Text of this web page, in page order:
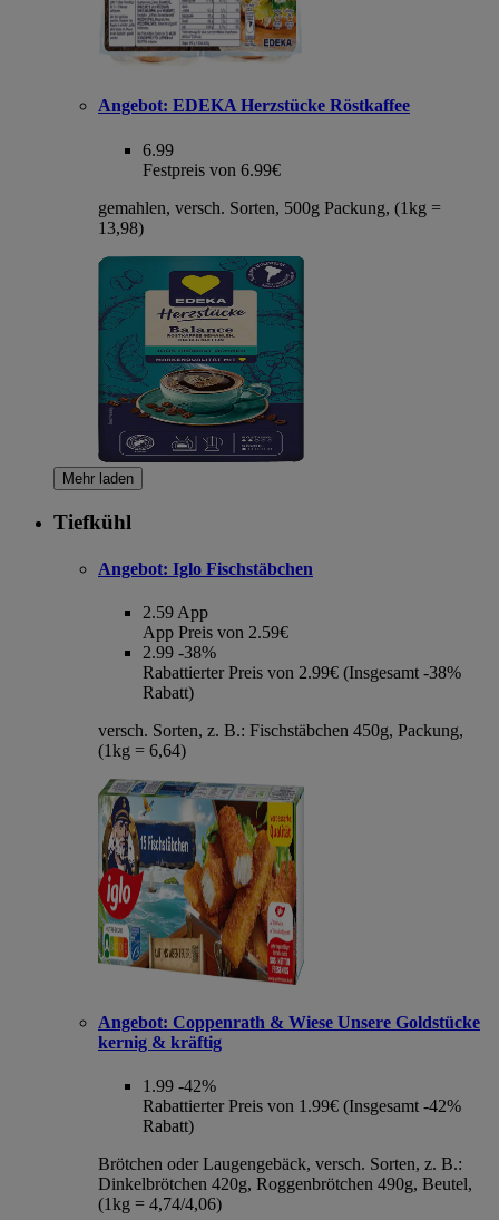
Angebot: EDEKA Herzstücke Röstkaffee
6.99
Festpreis von 6.99€
gemahlen, versch. Sorten, 500g Packung, (1kg =
13,98)
Mehr laden
Tiefkühl
Angebot: Iglo Fischstäbchen
2.59 App
App Preis von 2.59€
2.99 -38%
Rabattierter Preis von 2.99€ (Insgesamt -38%
Rabatt)
versch. Sorten, z. B.: Fischstäbchen 450g, Packung,
(1kg = 6,64)
Angebot: Coppenrath & Wiese Unsere Goldstücke
kernig & kräftig
1.99 -42%
Rabattierter Preis von 1.99€ (Insgesamt -42%
Rabatt)
Brötchen oder Laugengebäck, versch. Sorten, z. B.:
Dinkelbrötchen 420g, Roggenbrötchen 490g, Beutel,
(1kg = 4,74/4,06)